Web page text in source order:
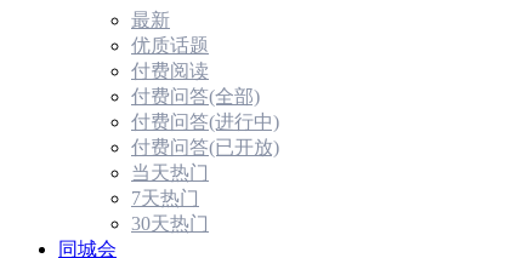
最新
优质话题
付费阅读
付费问答(全部)
付费问答(进行中)
付费问答(已开放)
当天热门
7天热门
30天热门
同城会